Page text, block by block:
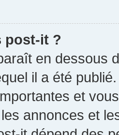
post-it ?
en dessous
il a été
et
annonces et